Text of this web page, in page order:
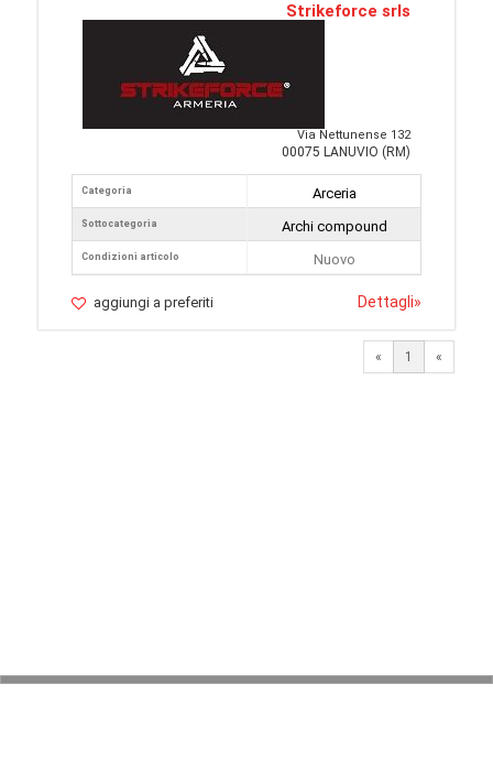
Strikeforce srls
Via Nettunense 132
00075 LANUVIO (RM)
Categoria
Sottocategoria
Condizioni articolo
Arceria
Archi compound
Nuovo
aggiungi a preferiti Dettagli»
« 1 «